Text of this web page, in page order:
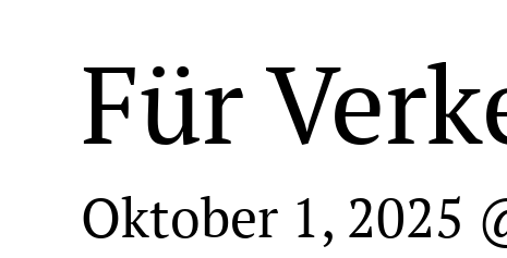
Für
Oktober 1, 2025